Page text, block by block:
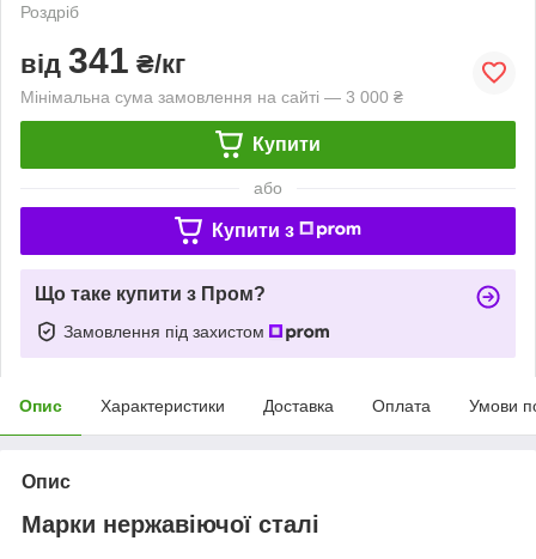
Роздріб
від 341 ₴/кг
Мінімальна сума замовлення на сайті — 3 000 ₴
Купити
або
Купити з
Що таке купити з Пром?
Замовлення під захистом
Опис Характеристики Доставка Оплата Умови
Опис
Марки нержавіючої сталі